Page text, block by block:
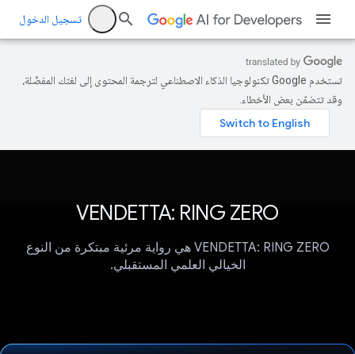
تسجيل الدخول
تستخدم Google تكنولوجيا الذكاء الاصطناعي لترجمة المحتوى إلى لغتك المفضّلة،
وقد تتضمّن بعض الأخطاء.
VENDETTA: RING ZERO
VENDETTA: RING ZERO هي رواية مرئية مبتكرة من النوع
الخيالي العلمي المستقبلي.